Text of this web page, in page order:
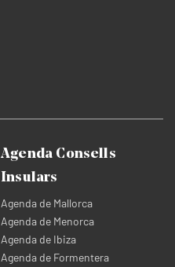
Agenda Consells
Insulars
Agenda de Mallorca
Agenda de Menorca
Agenda de Ibiza
Agenda de Formentera